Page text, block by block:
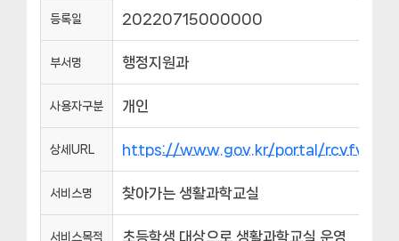
등록일 20220715000000
부서명 행정지원과
사용자구분 개인
상세URL https://www.gov.kr/portal/
서비스명 찾아가는 생활과학교실
서비스목적 초등학생 대상으로 생활과학교실 운영